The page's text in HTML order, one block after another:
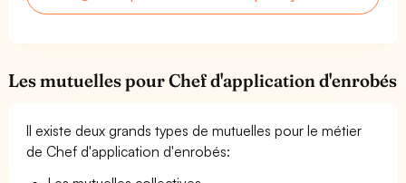
Les mutuelles pour Chef d'application d'enrobés
Il existe deux grands types de mutuelles pour le métier
de Chef d'application d'enrobés: